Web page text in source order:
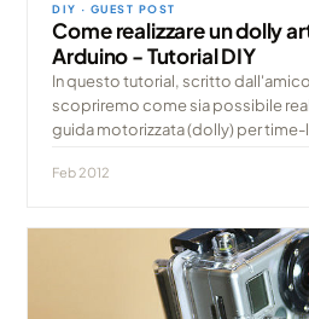
DIY · GUEST POST
Come realizzare un dolly
Arduino - Tutorial DIY
In questo tutorial, scritto
scopriremo come sia possibile
guida motorizzata (dolly) per
Feb 2012